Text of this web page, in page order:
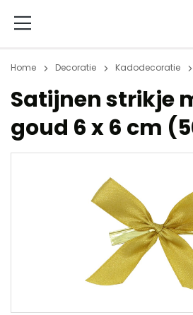
Home Decoratie Kadodecoratie
Satijnen strikje
goud 6 x 6 cm